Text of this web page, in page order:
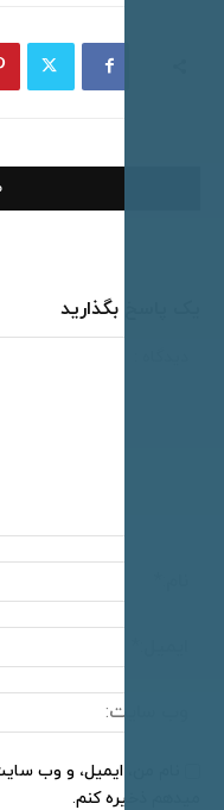
بگذارید
من، ایمیل، و وب سایت را در
ذخیره کنم.